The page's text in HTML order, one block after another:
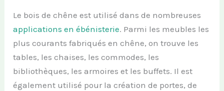
Le bois de chêne est utilisé dans de nombreuses
applications en ébénisterie. Parmi les meubles les
plus courants fabriqués en chêne, on trouve les
tables, les chaises, les commodes, les
bibliothèques, les armoires et les buffets. Il est
également utilisé pour la création de portes, de